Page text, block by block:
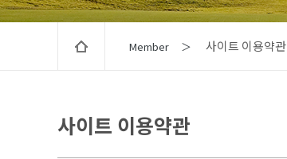
Member ＞ 사이트 이용약관
사이트 이용약관